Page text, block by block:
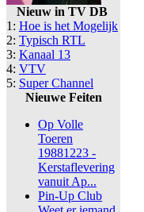
Nieuw in TV DB
1: Hoe is het Mogelijk
2: Typisch RTL
3: Kanaal 13
4: VTV
5: Super Channel
Nieuwe Feiten
Op Volle
Toeren
19881223 -
Kerstaflevering
vanuit Ap...
Pin-Up Club